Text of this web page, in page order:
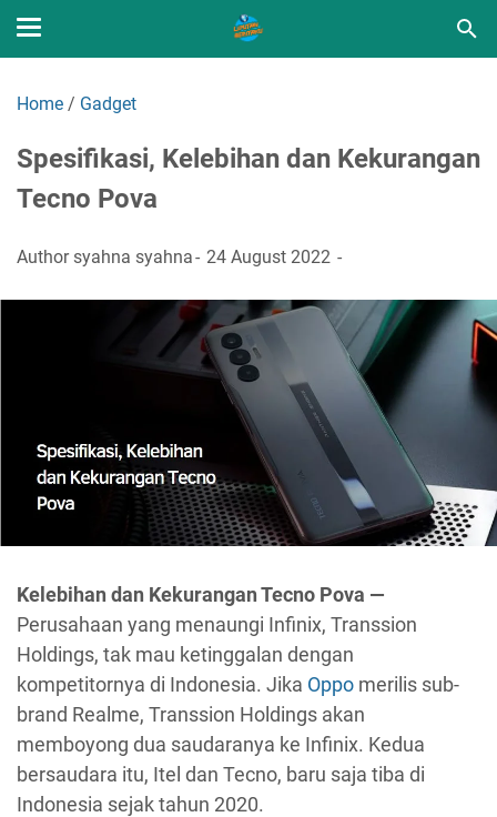
Home / Gadget
Spesifikasi, Kelebihan dan Kekurangan
Tecno Pova
Authorsyahna syahna 24 August 2022
Kelebihan dan Kekurangan Tecno Pova —
Perusahaan yang menaungi Infinix, Transsion
Holdings, tak mau ketinggalan dengan
kompetitornya di Indonesia. Jika Oppo merilis sub-
brand Realme, Transsion Holdings akan
memboyong dua saudaranya ke Infinix. Kedua
bersaudara itu, Itel dan Tecno, baru saja tiba di
Indonesia sejak tahun 2020.